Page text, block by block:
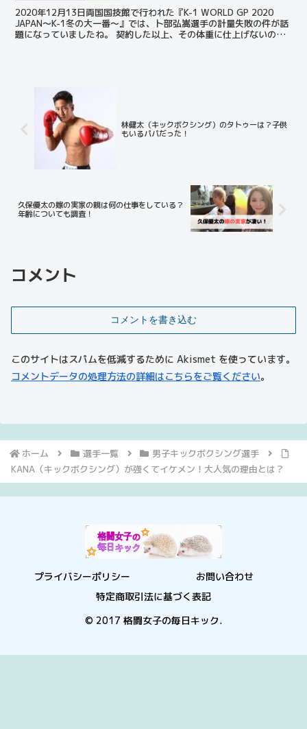
2020年12月13日両国国技館で行われた『K-1 WORLD GP 2020
JAPAN～K-1冬の大一番～』では、卜部弘嵩選手の計量失敗の件が話
題になっていましたね。 契約した以上、その体重に仕上げないのは
林健太（キックボクシング）のタトゥーは？子供
もいるパパだった！
久保優太の嫁の実家の親は何の仕事をしている？
年齢についても調査！
コメント
コメントを書き込む
このサイトはスパムを低減するために Akismet を使っています。
コメントデータの処理方法の詳細はこちらをご覧ください。
ホーム 選手一覧
男子キックボクシング選手
KANA（キックボクシング）が強くてイケメン！大人気の理由とは？
プライバシーポリシー
お問い合わせ
特定商取引法に基づく表記
© 2017 格闘女子の毎日キック.